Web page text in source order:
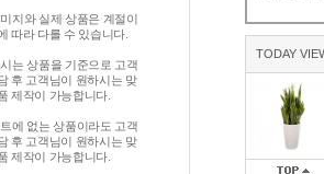
TODAY
지와 실제 상품은 계절이
따라 다를 수 있습니다.
는 상품을 기준으로 고객
후 고객님이 원하시는 맞
제작이 가능합니다.
에 없는 상품이라도 고객
후 고객님이 원하시는 맞
제작이 가능합니다.